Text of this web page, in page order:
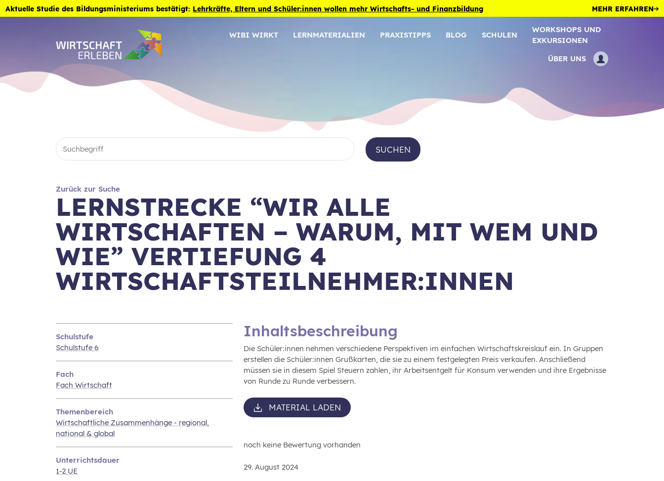
Zum Inhalt der Seite springen
Aktuelle Studie des Bildungsministeriums bestätigt: Lehrkräfte, Eltern und Schüler:innen wollen mehr Wirtschafts- und Finanzbildung MEHR ERFAHREN
WIBI WIRKT LERNMATERIALIEN PRAXISTIPPS BLOG SCHULEN
WORKSHOPS UND
EXKURSIONEN
ÜBER UNS
SUCHEN
Zurück zur Suche
LERNSTRECKE “WIR ALLE
WIRTSCHAFTEN – WARUM, MIT WEM UND
WIE” VERTIEFUNG 4
WIRTSCHAFTSTEILNEHMER:INNEN
Schulstufe
Schulstufe 6
Fach
Fach Wirtschaft
Themenbereich
Wirtschaftliche Zusammenhänge - regional,
national & global
Unterrichtsdauer
1-2 UE
Inhaltsbeschreibung
Die Schüler:innen nehmen verschiedene Perspektiven im einfachen Wirtschaftskreislauf ein. In Gruppen
erstellen die Schüler:innen Grußkarten, die sie zu einem festgelegten Preis verkaufen. Anschließend
müssen sie in diesem Spiel Steuern zahlen, ihr Arbeitsentgelt für Konsum verwenden und ihre Ergebnisse
von Runde zu Runde verbessern.
MATERIAL LADEN
noch keine Bewertung vorhanden
29. August 2024